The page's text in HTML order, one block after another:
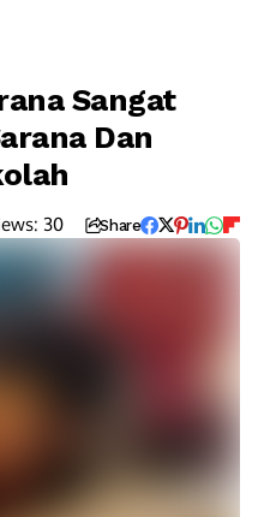
Sangat
Dan
30 Share